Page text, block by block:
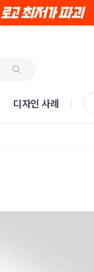
디자인 사례